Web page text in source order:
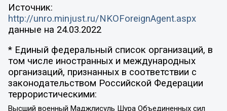
Источник:
http://unro.minjust.ru/NKOForeignAgent.aspx
данные на 24.03.2022
* Единый федеральный список организаций, в
том числе иностранных и международных
организаций, признанных в соответствии с
законодательством Российской Федерации
террористическими:
Высший военный Маджлисуль Шура Объединенных сил